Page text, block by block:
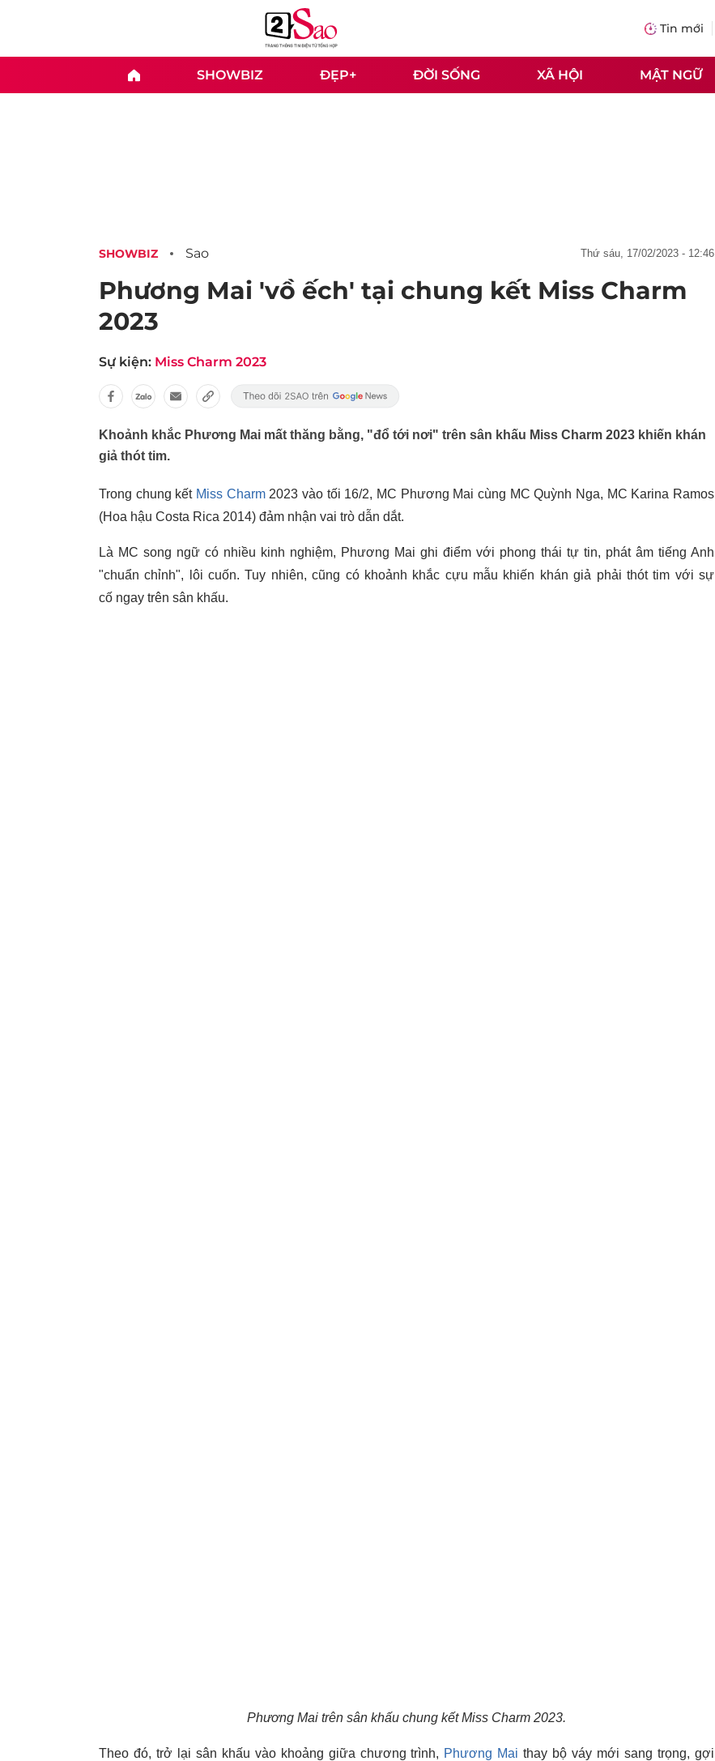
Tin mới
SHOWBIZ ĐẸP+ ĐỜI SỐNG XÃ HỘI MẬT NGỮ
SHOWBIZ Sao thứ sáu, 17/02/2023 - 12:46
Phương Mai 'vồ ếch' tại chung kết Miss Charm
2023
Sự kiện: Miss Charm 2023
Khoảnh khắc Phương Mai mất thăng bằng, "đổ tới nơi" trên sân khấu Miss Charm 2023 khiến khán
giả thót tim.
Trong chung kết Miss Charm2023 vào tối 16/2, MC Phương Mai cùng MC Quỳnh Nga, MC Karina Ramos
(Hoa hậu Costa Rica 2014) đảm nhận vai trò dẫn dắt.
Là MC song ngữ có nhiều kinh nghiệm, Phương Mai ghi điểm với phong thái tự tin, phát âm tiếng Anh
"chuẩn chỉnh", lôi cuốn. Tuy nhiên, cũng có khoảnh khắc cựu mẫu khiến khán giả phải thót tim với sự
cố ngay trên sân khấu.
Phương Mai trên sân khấu chung kết Miss Charm 2023.
Theo đó, trở lại sân khấu vào khoảng giữa chương trình, Phương Mai thay bộ váy mới sang trọng, gợi